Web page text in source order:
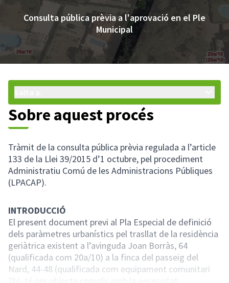
Consulta pública prèvia a l'aprovació en el Ple
Municipal
Sobre aquest procés
Tràmit de la consulta pública prèvia regulada a l’article
133 de la Llei 39/2015 d’1 octubre, pel procediment
Administratiu Comú de les Administracions Públiques
(LPACAP).
INTRODUCCIÓ
El present document previ al Pla Especial de definició
dels paràmetres urbanístics pel trasllat de la residència
geriàtrica existent a l’avinguda Joan Borràs, 64
(qualificada com 20a/10) a la finca del passeig del
Nard, 44-48 (qualificada com equipament comunitari